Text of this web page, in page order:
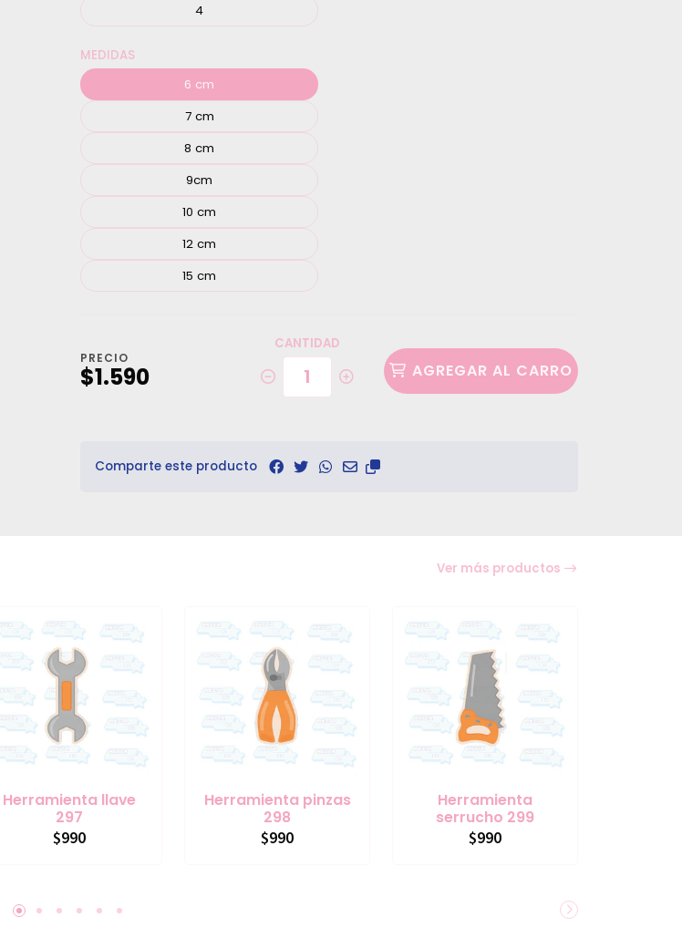
4
MEDIDAS
6 cm
7 cm
8 cm
9cm
10 cm
12 cm
15 cm
PRECIO
$1.590
CANTIDAD
AGREGAR AL CARRO
Comparte este producto
Ver más productos
Herramienta llave
297
$990
Herramienta pinzas
298
$990
Herramienta
serrucho 299
$990